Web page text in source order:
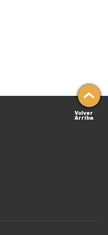
Volver
Arriba